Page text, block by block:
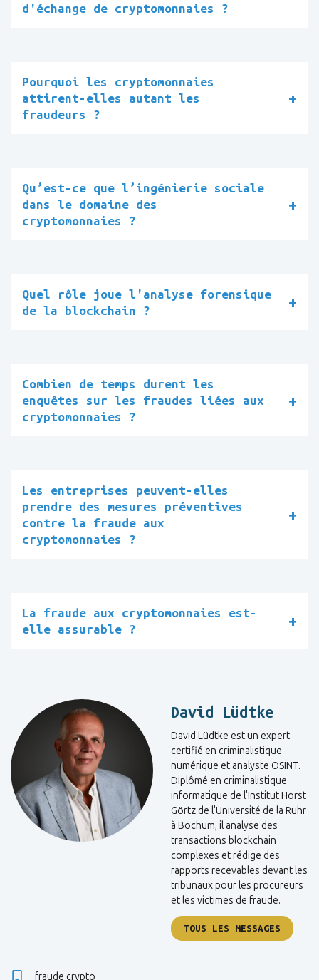
d'échange de cryptomonnaies ?
Pourquoi les cryptomonnaies
attirent-elles autant les
fraudeurs ?
Qu’est-ce que l’ingénierie sociale
dans le domaine des
cryptomonnaies ?
Quel rôle joue l'analyse forensique
de la blockchain ?
Combien de temps durent les
enquêtes sur les fraudes liées aux
cryptomonnaies ?
Les entreprises peuvent-elles
prendre des mesures préventives
contre la fraude aux
cryptomonnaies ?
La fraude aux cryptomonnaies est-
elle assurable ?
David Lüdtke
David Lüdtke est un expert
certifié en criminalistique
numérique et analyste OSINT.
Diplômé en criminalistique
informatique de l'Institut Horst
Görtz de l'Université de la Ruhr
à Bochum, il analyse des
transactions blockchain
complexes et rédige des
rapports recevables devant les
tribunaux pour les procureurs
et les victimes de fraude.
TOUS LES MESSAGES
fraude crypto